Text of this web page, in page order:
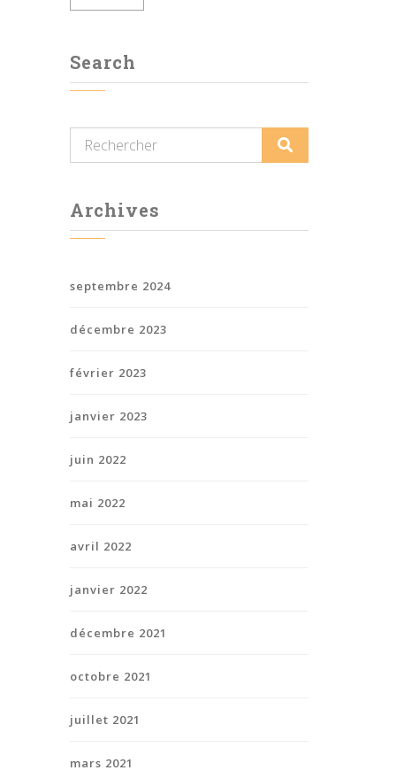
Search
Archives
septembre 2024
décembre 2023
février 2023
janvier 2023
juin 2022
mai 2022
avril 2022
janvier 2022
décembre 2021
octobre 2021
juillet 2021
mars 2021